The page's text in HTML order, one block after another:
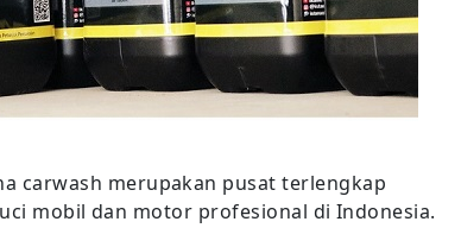
carwash merupakan pusat terlengkap
mobil dan motor profesional di Indonesia.